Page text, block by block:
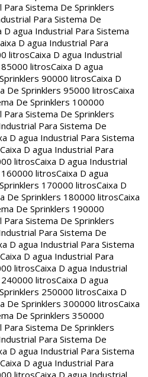
Para Sistema De Sprinklers
Para Sistema De
D agua Industrial Para Sistema
D agua Industrial Para
litrosCaixa D agua Industrial
85000 litrosCaixa D agua
90000 litrosCaixa D
De Sprinklers 95000 litrosCaixa
De Sprinklers 100000
Para Sistema De Sprinklers
Para Sistema De
D agua Industrial Para Sistema
Caixa D agua Industrial Para
litrosCaixa D agua Industrial
160000 litrosCaixa D agua
170000 litrosCaixa D
De Sprinklers 180000 litrosCaixa
De Sprinklers 190000
Para Sistema De Sprinklers
Para Sistema De
D agua Industrial Para Sistema
Caixa D agua Industrial Para
litrosCaixa D agua Industrial
240000 litrosCaixa D agua
250000 litrosCaixa D
De Sprinklers 300000 litrosCaixa
De Sprinklers 350000
Para Sistema De Sprinklers
Para Sistema De
D agua Industrial Para Sistema
Caixa D agua Industrial Para